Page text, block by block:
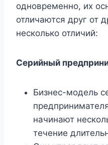
одновременно, их
отличаются друг от
несколько отличий:
Серийный
Бизнес-модель
начинают
течение